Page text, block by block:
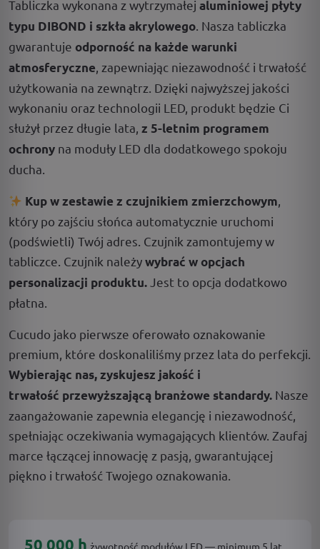
Tabliczka wykonana z wytrzymałej aluminiowej płyty
typu DIBOND i szkła akrylowego . Nasza tabliczka
gwarantuje odporność na każde warunki
atmosferyczne , zapewniając niezawodność i trwałość
użytkowania na zewnątrz. Dzięki najwyższej jakości
wykonaniu oraz technologii LED, produkt będzie Ci
służył przez długie lata, z 5-letnim programem
ochrony na moduły LED dla dodatkowego spokoju
ducha.
Kup w zestawie z czujnikiem zmierzchowym
który po zajściu słońca automatycznie uruchomi
(podświetli) Twój adres. Czujnik zamontujemy w
tabliczce. Czujnik należywybrać w opcjach
personalizacji produktu. Jest to opcja dodatkowo
płatna.
Cucudo jako pierwsze oferowało oznakowanie
premium, które doskonaliliśmy przez lata do perfekcji.
Wybierając nas, zyskujesz jakość i
trwałość przewyższającą branżowe standardy. Nasze
zaangażowanie zapewnia elegancję i niezawodność,
spełniając oczekiwania wymagających klientów. Zaufaj
marce łączącej innowację z pasją, gwarantującej
piękno i trwałość Twojego oznakowania.
50 000 h żywotność modułów LED — minimum 5 lat